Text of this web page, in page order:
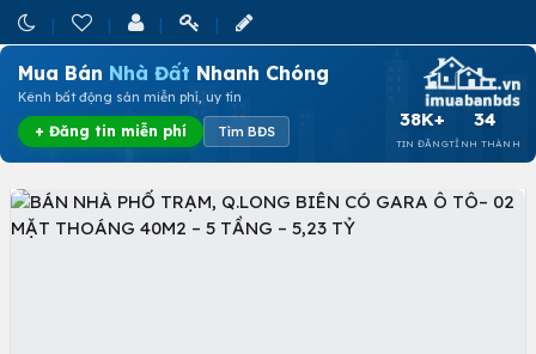
Mua Bán Nhà Đất Nhanh Chóng
Kênh bất động sản miễn phí, uy tín
+ Đăng tin miễn phí Tìm BĐS
38K+
TIN ĐĂNG
34
TỈNH THÀNH